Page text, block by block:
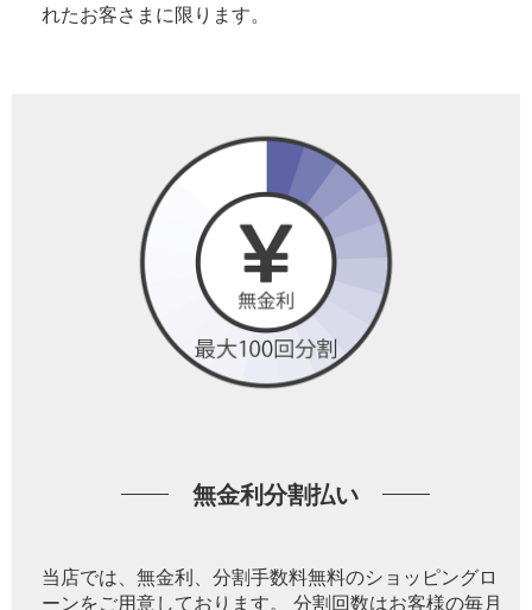
れたお客さまに限ります。
無金利分割払い
当店では、無金利、分割手数料無料のショッピングロ
ーンをご用意しております。 分割回数はお客様の毎月